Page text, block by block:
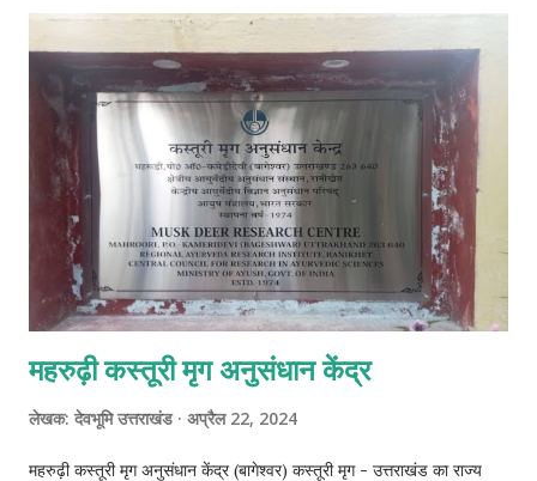
जब ये प्लेटें एक-दूसरे की ओर बढ़ती हैं, दूर जाती हैं या आपस में रगड़ खाती हैं, तो
पृथ्वी की भूपर्पटी (Crust) पर भीषण तनाव और दबाव बनता है। इसी हलचल के
कारण ज़मीन का हिस्सा या तो ऊपर उठ जाता है या फिर ज्वालामुखी के मैग्मा के
जमाव से पहाड़ का रूप ले लेता है। पर्वतों के मुख्य प्रकार पर्...
महरुढ़ी कस्तूरी मृग अनुसंधान केंद्र
लेखक: देवभूमि उत्तराखंड अप्रैल 22, 2024
महरुढ़ी कस्तूरी मृग अनुसंधान केंद्र (बागेश्वर) कस्तूरी मृग - उत्तराखंड का राज्य